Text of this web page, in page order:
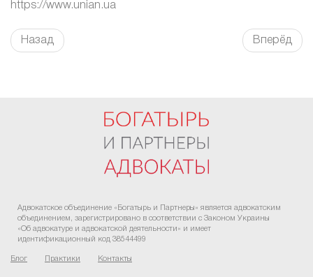
https://www.unian.ua
Назад Вперёд
Адвокатское объединение «Богатырь и Партнеры» является адвокатским
объединением, зарегистрировано в соответствии с Законом Украины
«Об адвокатуре и адвокатской деятельности» и имеет
идентификационный код 38544499
Блог Практики Контакты